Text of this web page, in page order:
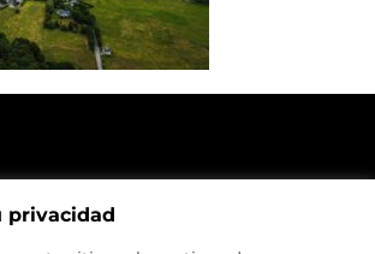
y mira como llegar a la tienda
privacidad